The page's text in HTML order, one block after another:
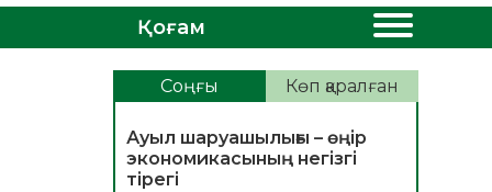
Қоғам
Соңғы Көп қаралған
Ауыл шаруашылығы – өңір
экономикасының негізгі
тірегі